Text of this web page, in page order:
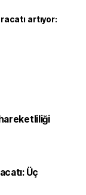
artıyor:
Üç